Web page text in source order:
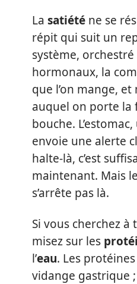
La satiété ne se
répit qui suit un
système,
hormonaux, la
que l’on mange,
auquel on porte la
bouche.
envoie une alerte
halte-là, c’est
maintenant. Mais
s’arrête pas là.
Si vous cherchez
misez sur les
l’eau. Les
vidange gastrique